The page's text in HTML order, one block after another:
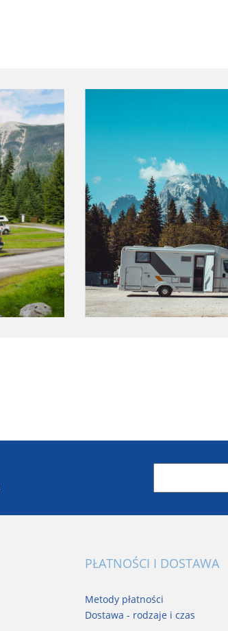
BR-Systems
PŁATNOŚCI I DOSTAWA
Metody płatności
Dostawa - rodzaje i czas